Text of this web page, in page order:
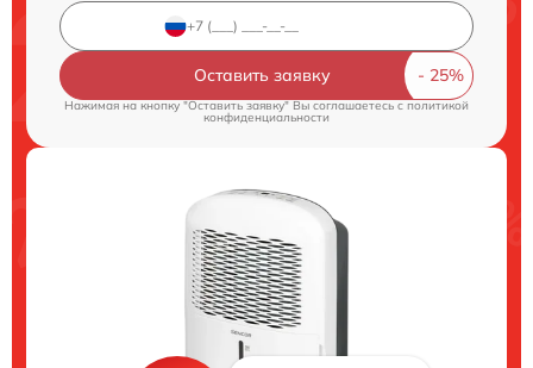
Оставить заявку
Нажимая на кнопку "Оставить заявку" Вы соглашаетесь cполитикой
конфиденциальности